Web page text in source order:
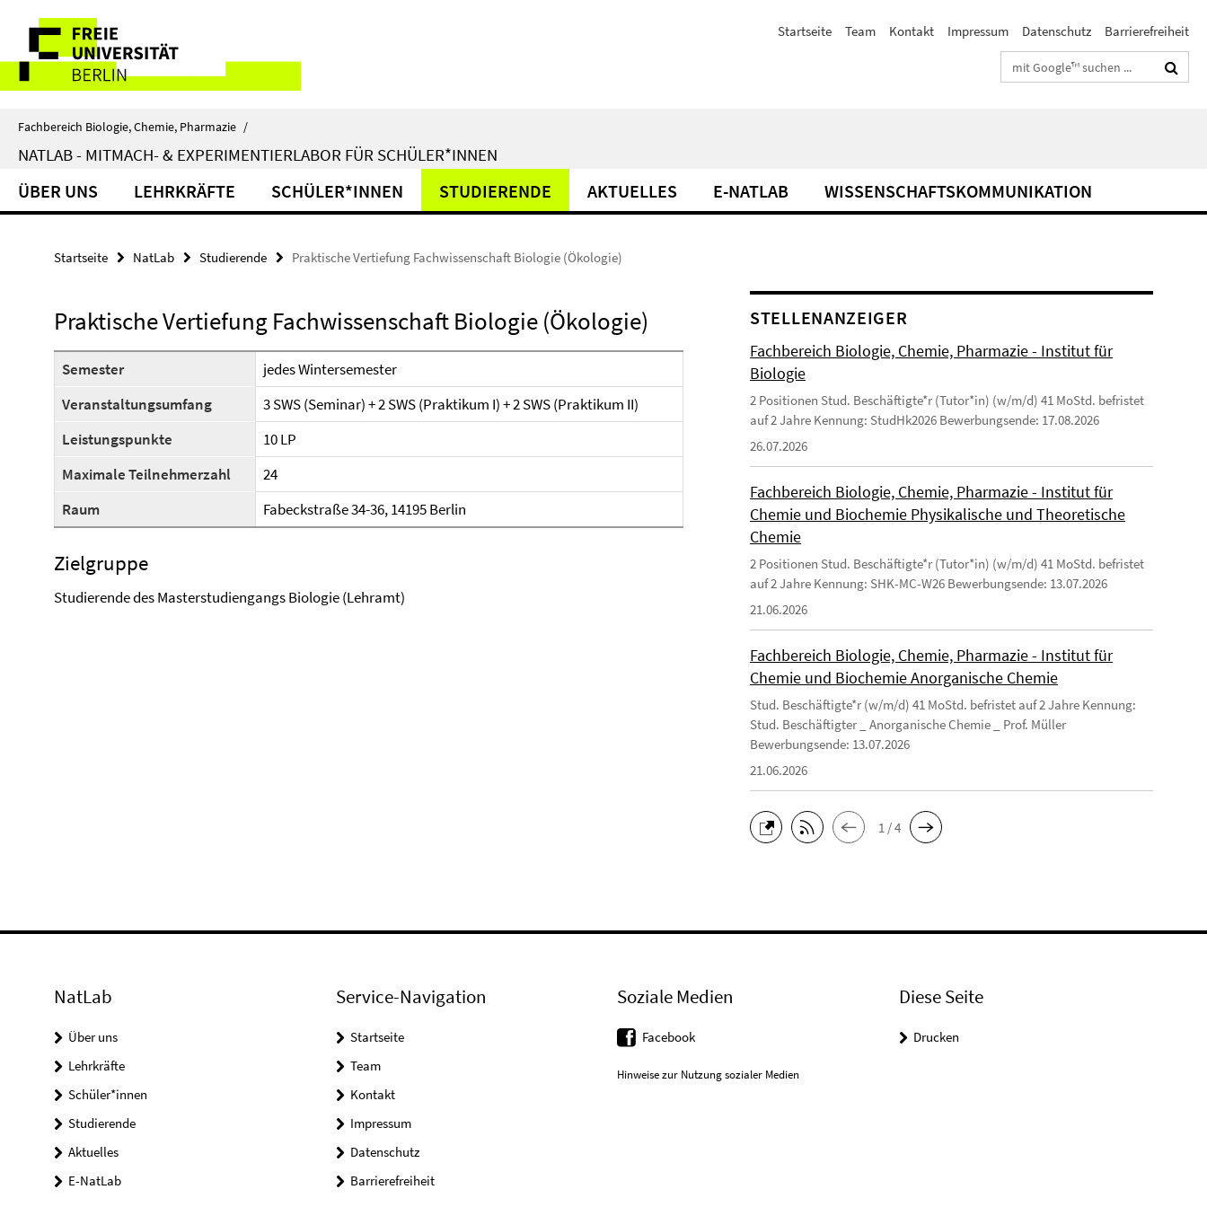
direkt
Inhalt
Service-
Navigation
Startseite Team Kontakt Impressum Datenschutz
Barrierefreiheit
Suchbegriffe
Fachbereich Biologie, Chemie, Pharmazie /
NATLAB - MITMACH- & EXPERIMENTIERLABOR FÜR SCHÜLER*INNEN
ÜBER UNS LEHRKRÄFTE SCHÜLER*INNEN STUDIERENDE AKTUELLES E-NATLAB WISSENSCHAFTSKOMMUNIKATION
Startseite NatLab Studierende Praktische Vertiefung Fachwissenschaft Biologie (Ökologie)
Praktische Vertiefung Fachwissenschaft Biologie (Ökologie)
Semester
jedes Wintersemester
Veranstaltungsumfang
3 SWS (Seminar) + 2 SWS (Praktikum I) + 2 SWS (Praktikum II)
Leistungspunkte
10 LP
Maximale Teilnehmerzahl
24
Raum
Fabeckstraße 34-36, 14195 Berlin
Zielgruppe
Studierende des Masterstudiengangs Biologie (Lehramt)
STELLENANZEIGER
Fachbereich Biologie, Chemie, Pharmazie - Institut für
Biologie
2 Positionen Stud. Beschäftigte*r (Tutor*in) (w/m/d) 41 MoStd. befristet
auf 2 Jahre Kennung: StudHk2026 Bewerbungsende: 17.08.2026
26.07.2026
Fachbereich Biologie, Chemie, Pharmazie - Institut für
Chemie und Biochemie Physikalische und Theoretische
Chemie
2 Positionen Stud. Beschäftigte*r (Tutor*in) (w/m/d) 41 MoStd. befristet
auf 2 Jahre Kennung: SHK-MC-W26 Bewerbungsende: 13.07.2026
21.06.2026
Fachbereich Biologie, Chemie, Pharmazie - Institut für
Chemie und Biochemie Anorganische Chemie
Stud. Beschäftigte*r (w/m/d) 41 MoStd. befristet auf 2 Jahre Kennung:
Stud. Beschäftigter _ Anorganische Chemie _ Prof. Müller
Bewerbungsende: 13.07.2026
21.06.2026
1 / 4
NatLab
Über uns
Lehrkräfte
Schüler*innen
Studierende
Aktuelles
E-NatLab
Service-Navigation
Startseite
Team
Kontakt
Impressum
Datenschutz
Barrierefreiheit
Soziale Medien
Facebook
Hinweise zur Nutzung sozialer Medien
Diese Seite
Drucken